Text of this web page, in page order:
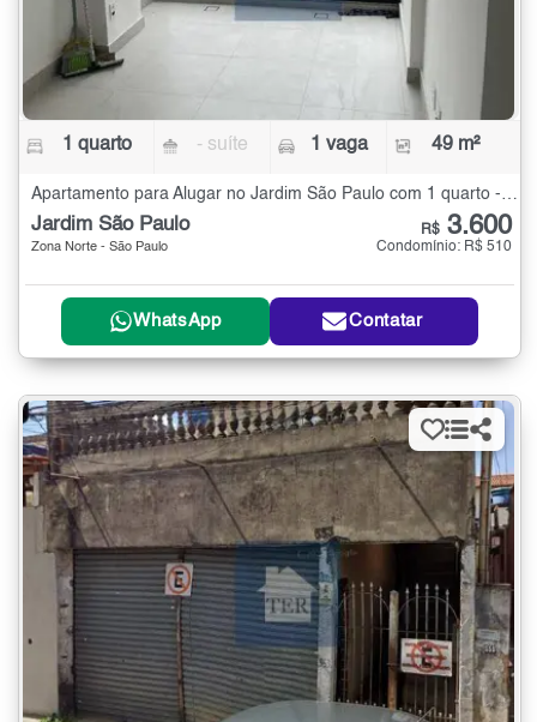
1 quarto - suíte 1 vaga 49 m²
Jardim São Paulo
Zona Norte - São Paulo
R$ 3.600
Condomínio: R$ 510
WhatsApp Contatar